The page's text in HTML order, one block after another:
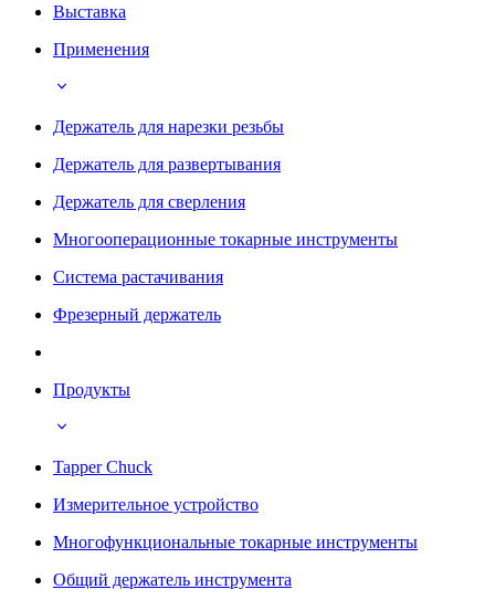
Выставка
Применения
Держатель для нарезки резьбы
Держатель для развертывания
Держатель для сверления
Многооперационные токарные инструменты
Система растачивания
Фрезерный держатель
Продукты
Tapper Chuck
Измерительное устройство
Многофункциональные токарные инструменты
Общий держатель инструмента